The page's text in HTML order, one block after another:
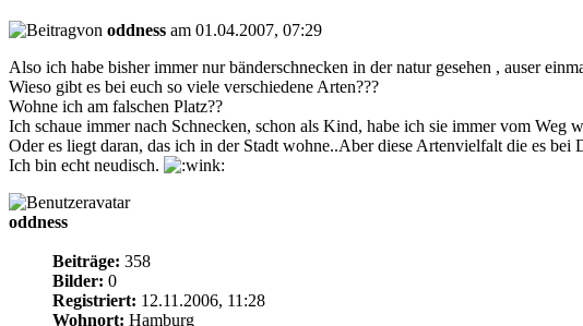
von oddness am 01.04.2007, 07:29
Also ich habe bisher immer nur bänderschnecken in der natur gesehen , auser
Wieso gibt es bei euch so viele verschiedene Arten???
Wohne ich am falschen Platz??
Ich schaue immer nach Schnecken, schon als Kind, habe ich sie immer vom Weg
Oder es liegt daran, das ich in der Stadt wohne..Aber diese Artenvielfalt die es bei
Ich bin echt neudisch.
oddness
Beiträge: 358
Bilder: 0
Registriert: 12.11.2006, 11:28
Wohnort: Hamburg